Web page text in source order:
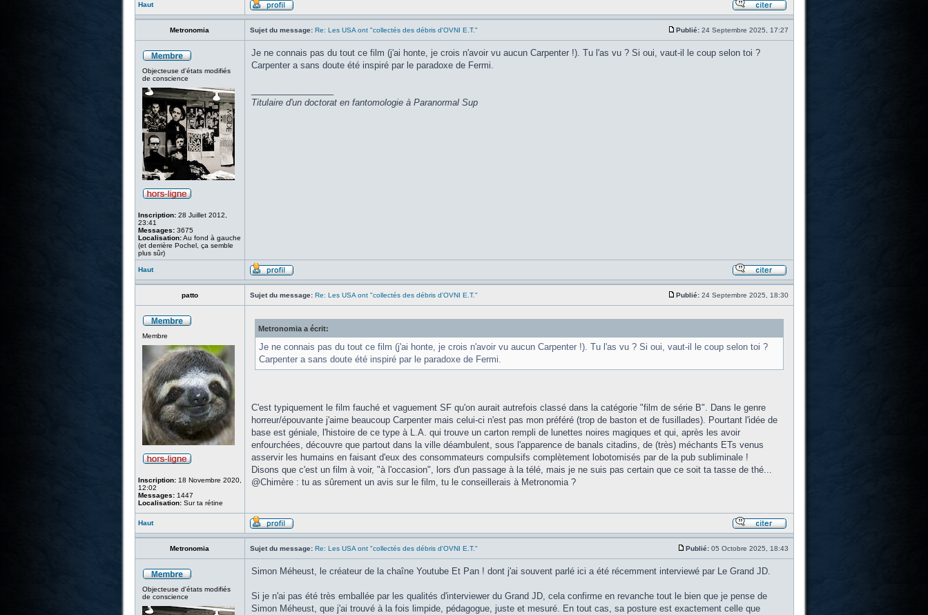
Haut
Metronomia Sujet du message: Re: Les USA ont "collectés des débris d'OVNI E.T." Publié:24 Septembre 2025, 17:27
Objecteuse d'états modifiés
de conscience
Inscription:28 Juillet 2012,
23:41
Messages:3675
Localisation:Au fond à gauche
(et derrière Pochel, ça semble
plus sûr)
Je ne connais pas du tout ce film (j'ai honte, je crois n'avoir vu aucun Carpenter !). Tu l'as vu ? Si oui, vaut-il le coup selon toi ?
Carpenter a sans doute été inspiré par le paradoxe de Fermi.
Titulaire d'un doctorat en fantomologie à Paranormal Sup
Haut
patto Sujet du message: Re: Les USA ont "collectés des débris d'OVNI E.T." Publié:24 Septembre 2025, 18:30
Membre
Inscription:18 Novembre 2020,
12:02
Messages:1447
Localisation:Sur ta rétine
Metronomia a écrit:
Je ne connais pas du tout ce film (j'ai honte, je crois n'avoir vu aucun Carpenter !). Tu l'as vu ? Si oui, vaut-il le coup selon toi ?
Carpenter a sans doute été inspiré par le paradoxe de Fermi.
C'est typiquement le film fauché et vaguement SF qu'on aurait autrefois classé dans la catégorie "film de série B". Dans le genre
horreur/épouvante j'aime beaucoup Carpenter mais celui-ci n'est pas mon préféré (trop de baston et de fusillades). Pourtant l'idée de
base est géniale, l'histoire de ce type à L.A. qui trouve un carton rempli de lunettes noires magiques et qui, après les avoir
enfourchées, découvre que partout dans la ville déambulent, sous l'apparence de banals citadins, de (très) méchants ETs venus
asservir les humains en faisant d'eux des consommateurs compulsifs complètement lobotomisés par de la pub subliminale !
Disons que c'est un film à voir, "à l'occasion", lors d'un passage à la télé, mais je ne suis pas certain que ce soit ta tasse de thé...
@Chimère : tu as sûrement un avis sur le film, tu le conseillerais à Metronomia ?
Haut
Metronomia Sujet du message: Re: Les USA ont "collectés des débris d'OVNI E.T." Publié:05 Octobre 2025, 18:43
Objecteuse d'états modifiés
de conscience
Simon Méheust, le créateur de la chaîne Youtube Et Pan ! dont j'ai souvent parlé ici a été récemment interviewé par Le Grand JD.
Si je n'ai pas été très emballée par les qualités d'interviewer du Grand JD, cela confirme en revanche tout le bien que je pense de
Simon Méheust, que j'ai trouvé à la fois limpide, pédagogue, juste et mesuré. En tout cas, sa posture est exactement celle que